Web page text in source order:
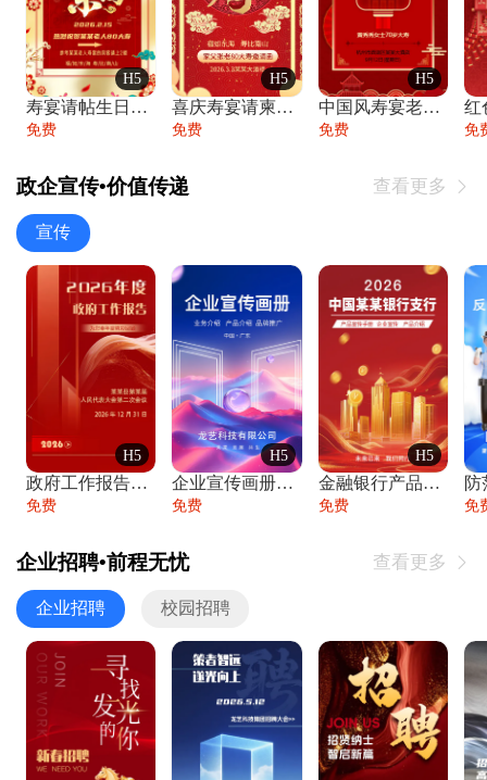
H5
寿宴请帖生日宴邀请函老人寿星生日快乐祝寿
免费
H5
喜庆寿宴请柬老人生日宴会邀请函请柬过大寿
免费
H5
中国风寿宴老人生日宴会邀请函寿宴请帖请柬
免费 免
政企宣传•价值传递 查看更多 
宣传
H5
政府工作报告政府年终工作总结
免费
H5
企业宣传画册公司简介产品介绍业务宣传手册
免费
H5
金融银行产品宣传手册企业宣传产品介绍
免费
防
免
企业招聘•前程无忧 查看更多 
企业招聘 校园招聘